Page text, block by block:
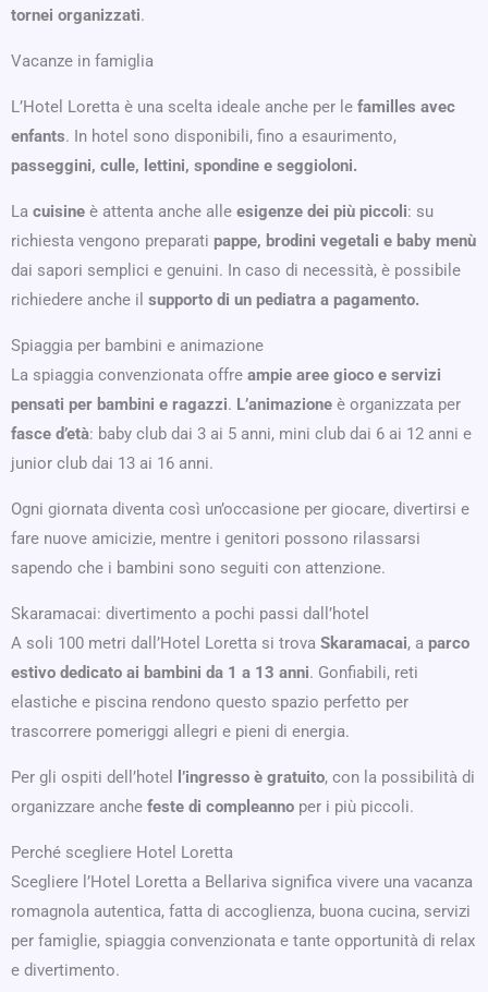
tornei organizzati.
Vacanze in famiglia
L’Hotel Loretta è una scelta ideale anche per le familles avec
enfants. In hotel sono disponibili, fino a esaurimento,
passeggini, culle, lettini, spondine e seggioloni.
La cuisine è attenta anche alle esigenze dei più piccoli: su
richiesta vengono preparati pappe, brodini vegetali e baby menù
dai sapori semplici e genuini. In caso di necessità, è possibile
richiedere anche il supporto di un pediatra a pagamento.
Spiaggia per bambini e animazione
La spiaggia convenzionata offre ampie aree gioco e servizi
pensati per bambini e ragazzi. L’animazione è organizzata per
fasce d’età: baby club dai 3 ai 5 anni, mini club dai 6 ai 12 anni e
junior club dai 13 ai 16 anni.
Ogni giornata diventa così un’occasione per giocare, divertirsi e
fare nuove amicizie, mentre i genitori possono rilassarsi
sapendo che i bambini sono seguiti con attenzione.
Skaramacai: divertimento a pochi passi dall’hotel
A soli 100 metri dall’Hotel Loretta si trova Skaramacai, a parco
estivo dedicato ai bambini da 1 a 13 anni. Gonfiabili, reti
elastiche e piscina rendono questo spazio perfetto per
trascorrere pomeriggi allegri e pieni di energia.
Per gli ospiti dell’hotel l’ingresso è gratuito, con la possibilità di
organizzare anche feste di compleanno per i più piccoli.
Perché scegliere Hotel Loretta
Scegliere l’Hotel Loretta a Bellariva significa vivere una vacanza
romagnola autentica, fatta di accoglienza, buona cucina, servizi
per famiglie, spiaggia convenzionata e tante opportunità di relax
e divertimento.